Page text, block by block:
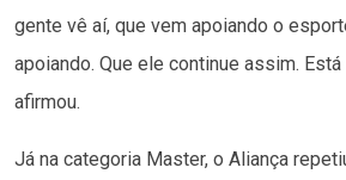
gente vê aí, que vem apoiando o
apoiando. Que ele continue assim. Está
afirmou.
Já na categoria Master, o Aliança